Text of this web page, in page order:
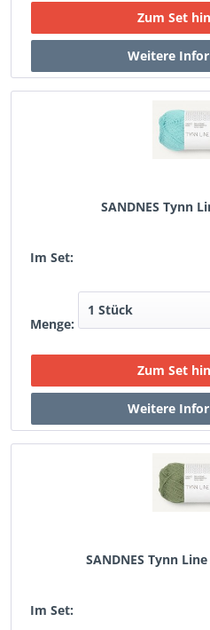
SANDNES Tynn
Im Set:
Menge:
SANDNES Tynn
Im Set: